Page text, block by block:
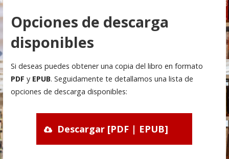
Opciones de descarga
disponibles
Si deseas puedes obtener una copia del libro en formato
PDF y EPUB. Seguidamente te detallamos una lista de
opciones de descarga disponibles:
Descargar [PDF | EPUB]